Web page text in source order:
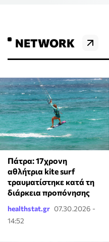
NETWORK
Πάτρα: 17χρονη
αθλήτρια kite surf
τραυματίστηκε κατά τη
διάρκεια προπόνησης
healthstat.gr 07.30.2026 -
14:52